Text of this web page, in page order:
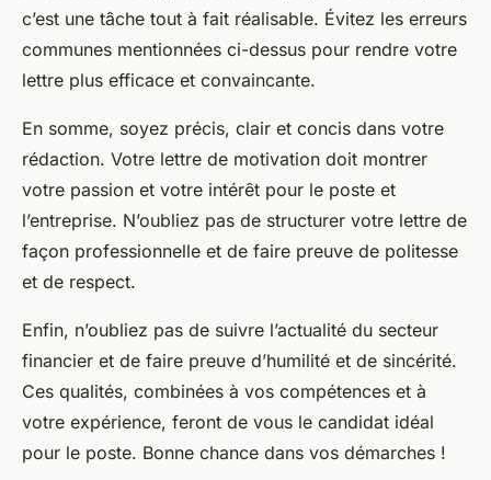
c’est une tâche tout à fait réalisable. Évitez les erreurs
communes mentionnées ci-dessus pour rendre votre
lettre plus efficace et convaincante.
En somme, soyez précis, clair et concis dans votre
rédaction. Votre lettre de motivation doit montrer
votre passion et votre intérêt pour le poste et
l’entreprise. N’oubliez pas de structurer votre lettre de
façon professionnelle et de faire preuve de politesse
et de respect.
Enfin, n’oubliez pas de suivre l’actualité du secteur
financier et de faire preuve d’humilité et de sincérité.
Ces qualités, combinées à vos compétences et à
votre expérience, feront de vous le candidat idéal
pour le poste. Bonne chance dans vos démarches !